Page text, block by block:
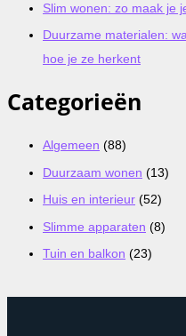
Slim wonen: zo maak je
Duurzame materialen:
hoe je ze herkent
Categorieën
Algemeen (88)
Duurzaam wonen (13)
Huis en interieur (52)
Slimme apparaten (8)
Tuin en balkon (23)